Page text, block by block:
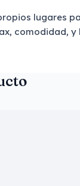
lugares
comodidad, y